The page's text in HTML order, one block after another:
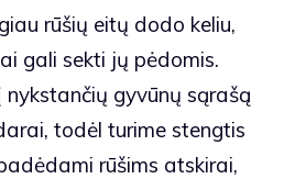
rūšių eitų dodo keliu,
gali sekti jų pėdomis.
nykstančių gyvūnų sąrašą
todėl turime stengtis
rūšims atskirai,